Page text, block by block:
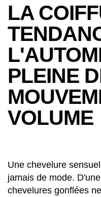
LA
PLEINE
VOLUME
Une chevelure
jamais de mode.
chevelures gonflées